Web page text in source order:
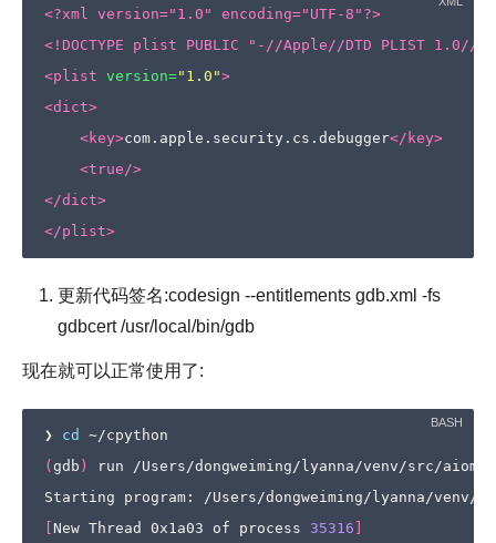
<?xml version="1.0" encoding="UTF-8"?>
<!DOCTYPE plist PUBLIC "-//Apple//DTD PLIST
<plist version="1.0">
<dict>
<key>com.apple.security.cs.debugger</key>
<true/>
</dict>
</plist>
更新代码签名:codesign --entitlements gdb.xml -fs
gdbcert /usr/local/bin/gdb
现在就可以正常使用了:
❯ cd
( gdb ) run /Users/dongweiming/lyanna/venv/src/
New Thread 0x1a03 of process 35316